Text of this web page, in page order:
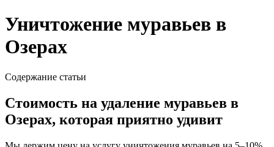
Уничтожение муравьев в
Озерах
Содержание статьи
Стоимость на удаление муравьев в
Озерах, которая приятно удивит